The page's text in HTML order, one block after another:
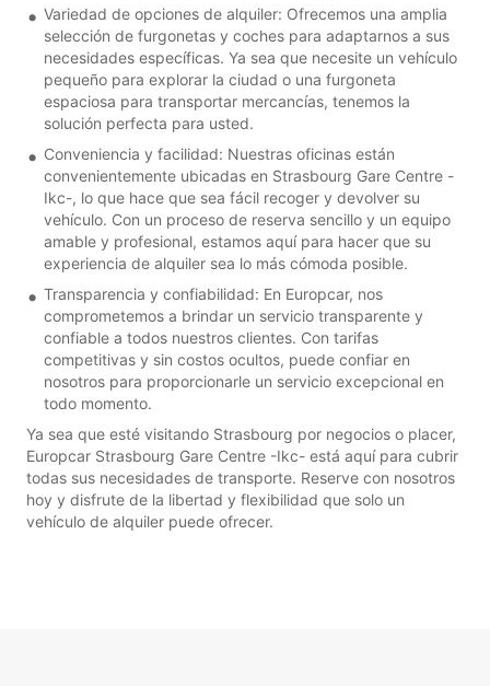
Variedad de opciones de alquiler: Ofrecemos una amplia
selección de furgonetas y coches para adaptarnos a sus
necesidades específicas. Ya sea que necesite un vehículo
pequeño para explorar la ciudad o una furgoneta
espaciosa para transportar mercancías, tenemos la
solución perfecta para usted.
Conveniencia y facilidad: Nuestras oficinas están
convenientemente ubicadas en Strasbourg Gare Centre -
Ikc-, lo que hace que sea fácil recoger y devolver su
vehículo. Con un proceso de reserva sencillo y un equipo
amable y profesional, estamos aquí para hacer que su
experiencia de alquiler sea lo más cómoda posible.
Transparencia y confiabilidad: En Europcar, nos
comprometemos a brindar un servicio transparente y
confiable a todos nuestros clientes. Con tarifas
competitivas y sin costos ocultos, puede confiar en
nosotros para proporcionarle un servicio excepcional en
todo momento.
Ya sea que esté visitando Strasbourg por negocios o placer,
Europcar Strasbourg Gare Centre -Ikc- está aquí para cubrir
todas sus necesidades de transporte. Reserve con nosotros
hoy y disfrute de la libertad y flexibilidad que solo un
vehículo de alquiler puede ofrecer.